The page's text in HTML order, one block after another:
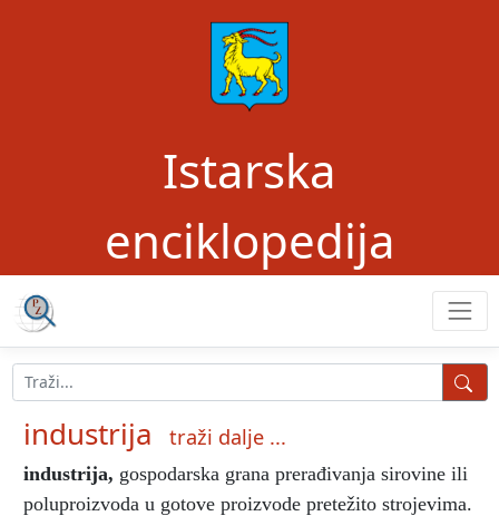
Istarska
enciklopedija
industrija traži dalje ...
industrija, gospodarska grana prerađivanja sirovine ili
poluproizvoda u gotove proizvode pretežito strojevima.